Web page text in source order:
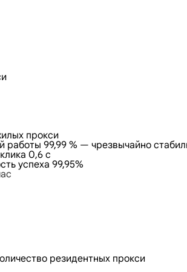
прокси
работы 99,99 % — чрезвычайно
0,6 с
успеха 99,95%
резидентных прокси